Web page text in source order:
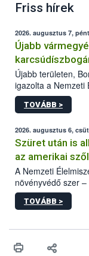
Friss hírek
2026. augusztus 7,
Újabb
Újabb területen,
igazolta a Nemzeti
kőrisrontó
kártevőt nem csak
az intenzív
hatósággal is
TOVÁBB >
2026. augusztus 6,
Szüret után is
az amerikai
A Nemzeti
növényvédő szer
engedélyokiratát
egészen a
érésű szőlőkben
felhasználók
TOVÁBB >